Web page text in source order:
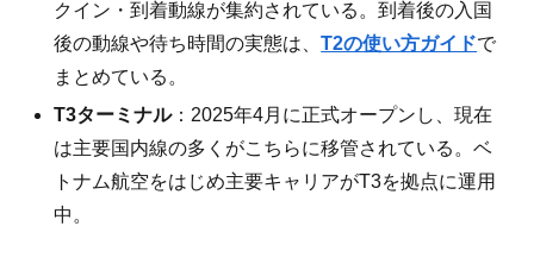
クイン・到着動線が集約されている。到着後の入国
後の動線や待ち時間の実態は、T2の使い方ガイドで
まとめている。
T3ターミナル：2025年4月に正式オープンし、現在
は主要国内線の多くがこちらに移管されている。ベ
トナム航空をはじめ主要キャリアがT3を拠点に運用
中。